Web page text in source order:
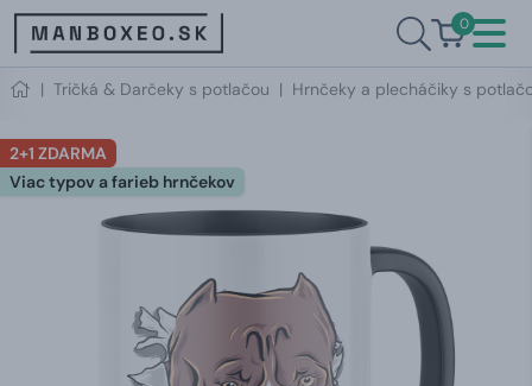
0
| Tričká & Darčeky s potlačou | Hrnčeky a plecháčiky s
2+1 ZDARMA
Viac typov a farieb hrnčekov